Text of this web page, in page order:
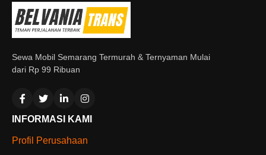
Sewa Mobil Semarang Termurah & Ternyaman Mulai
dari Rp 99 Ribuan
INFORMASI KAMI
Profil Perusahaan